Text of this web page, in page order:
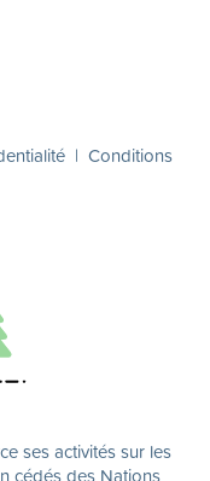
| Conditions
ses activités sur les
cédés des Nations